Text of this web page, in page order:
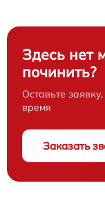
Здесь нет
починить?
Оставьте
время
Заказать